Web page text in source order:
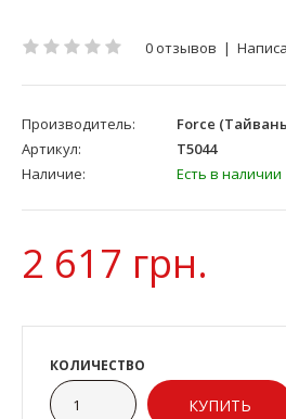
0 отзывов |
Производитель:
Force
Артикул:
T5044
Наличие:
Есть в наличии
2 617 грн.
КОЛИЧЕСТВО